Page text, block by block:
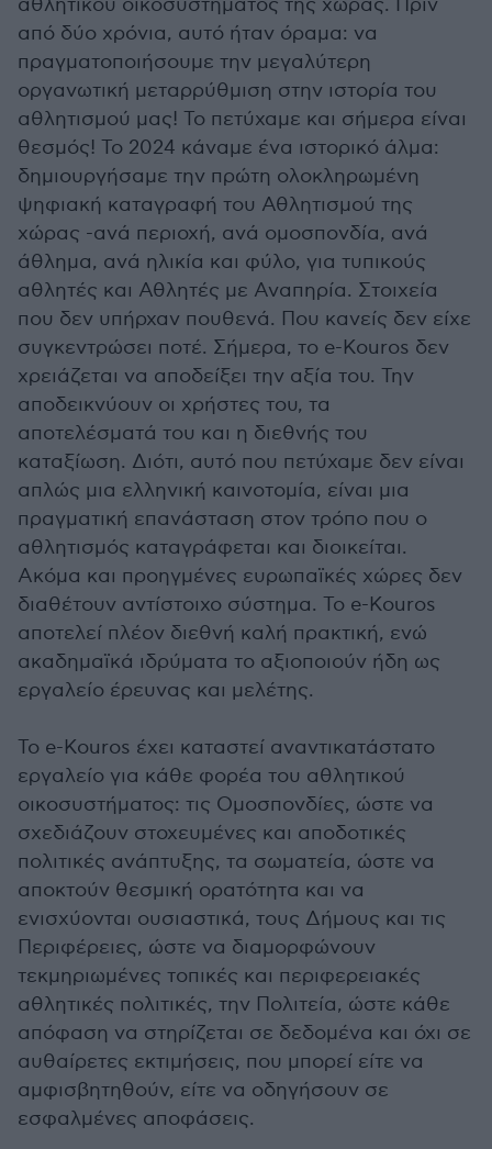
αθλητικού οικοσυστήματος της χώρας. Πριν
από δύο χρόνια, αυτό ήταν όραμα: να
πραγματοποιήσουμε την μεγαλύτερη
οργανωτική μεταρρύθμιση στην ιστορία του
αθλητισμού μας! Το πετύχαμε και σήμερα είναι
θεσμός! Το 2024 κάναμε ένα ιστορικό άλμα:
δημιουργήσαμε την πρώτη ολοκληρωμένη
ψηφιακή καταγραφή του Αθλητισμού της
χώρας -ανά περιοχή, ανά ομοσπονδία, ανά
άθλημα, ανά ηλικία και φύλο, για τυπικούς
αθλητές και Αθλητές με Αναπηρία. Στοιχεία
που δεν υπήρχαν πουθενά. Που κανείς δεν είχε
συγκεντρώσει ποτέ. Σήμερα, το e-Kouros δεν
χρειάζεται να αποδείξει την αξία του. Την
αποδεικνύουν οι χρήστες του, τα
αποτελέσματά του και η διεθνής του
καταξίωση. Διότι, αυτό που πετύχαμε δεν είναι
απλώς μια ελληνική καινοτομία, είναι μια
πραγματική επανάσταση στον τρόπο που ο
αθλητισμός καταγράφεται και διοικείται.
Ακόμα και προηγμένες ευρωπαϊκές χώρες δεν
διαθέτουν αντίστοιχο σύστημα. Το e-Kouros
αποτελεί πλέον διεθνή καλή πρακτική, ενώ
ακαδημαϊκά ιδρύματα το αξιοποιούν ήδη ως
εργαλείο έρευνας και μελέτης.
Το e-Kouros έχει καταστεί αναντικατάστατο
εργαλείο για κάθε φορέα του αθλητικού
οικοσυστήματος: τις Ομοσπονδίες, ώστε να
σχεδιάζουν στοχευμένες και αποδοτικές
πολιτικές ανάπτυξης, τα σωματεία, ώστε να
αποκτούν θεσμική ορατότητα και να
ενισχύονται ουσιαστικά, τους Δήμους και τις
Περιφέρειες, ώστε να διαμορφώνουν
τεκμηριωμένες τοπικές και περιφερειακές
αθλητικές πολιτικές, την Πολιτεία, ώστε κάθε
απόφαση να στηρίζεται σε δεδομένα και όχι σε
αυθαίρετες εκτιμήσεις, που μπορεί είτε να
αμφισβητηθούν, είτε να οδηγήσουν σε
εσφαλμένες αποφάσεις.